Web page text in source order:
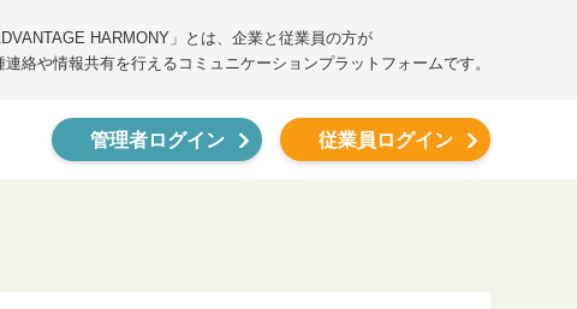
HARMONY」とは、企業と従業員の方が
連絡や情報共有を行えるコミュニケーションプラットフォームです。
管理者ログイン 従業員ログイン